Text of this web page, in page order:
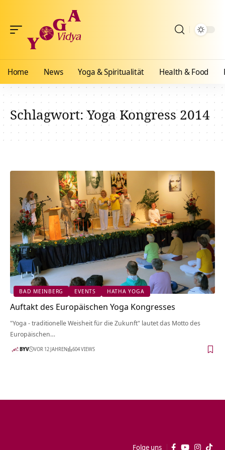
Home News Yoga & Spiritualität Health & Food
Schlagwort:Yoga Kongress 2014
BAD MEINBERG EVENTS HATHA YOGA
Auftakt des Europäischen Yoga Kongresses
"Yoga - traditionelle Weisheit für die Zukunft" lautet das Motto des
Europäischen…
BYV VOR 12 JAHREN 604 VIEWS
Folge uns